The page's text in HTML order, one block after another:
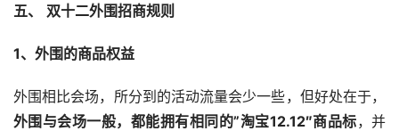
五、 双十二外围招商规则
1、外围的商品权益
外围相比会场，所分到的活动流量会少一些，但好处在于，
外围与会场一般，都能拥有相同的”淘宝12.12″商品标，并